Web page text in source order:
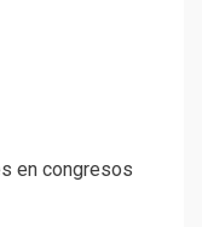
en congresos